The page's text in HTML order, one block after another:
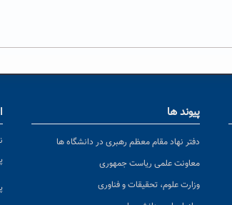
پیوند ها
دفتر نهاد مقام معظم رهبری در دانشگاه ها
معاونت علمی ریاست جمهوری
وزارت علوم، تحقیقات و فناوری